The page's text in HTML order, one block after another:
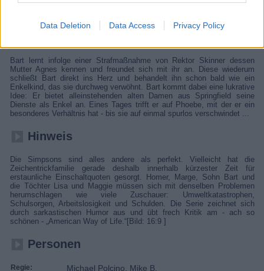
Data Deletion Data Access Privacy Policy
Bart bietet alten Damen aus Springfield seine Dienste als Enkel an. Die
Bart lernt infolge einer Strafmaßnahme von Rektor Skinner dessen
Mutter Agnes kennen und freundet sich mit ihr an. Diese wiederum
schließt Bart direkt ins Herz und behandelt ihn schon bald wie ein
Enkelkind, das sie durchweg verwöhnt. Bart kommt dabei eine lukrative
Idee: Er bietet alleinstehenden alten Damen aus Springfield seine
Dienste als Enkel an. Eines Tages trifft er auf Phoebe, mit der er ein
besonderes Verhältnis hat - bis sie auf einmal spurlos verschwindet ...
Hinweis
Die Simpsons sind alles andere als perfekt. Vielleicht hat die
Zeichentrickfamilie gerade deshalb innerhalb kürzester Zeit für
erstaunliche Einschaltquoten gesorgt. Homer, Marge, Sohn Bart und
die Töchter Lisa und Maggie müssen sich mit denselben Problemen
herumschlagen wie viele Zuschauer: Umweltkatastrophen,
Schulsorgen, Arbeitslosigkeit und Schulden. Die Serie zeichnet sich
durch sarkastischen Humor aus und übt frech Kritik am - ach so
schönen - „American Way of Life.“[Bild: 16:9 ]
Personen
Regie: Michael Polcino, Mike B.